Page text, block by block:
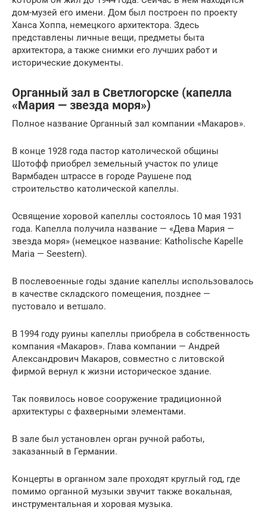
дом-музей его имени. Дом был построен по проекту
Ханса Хоппа, немецкого архитектора. Здесь
представлены личные вещи, предметы быта
архитектора, а также снимки его лучших работ и
исторические документы.
Органный зал в Светлогорске (капелла
«Мария — звезда моря»)
Полное название Органный зал компании «Макаров».
В конце 1928 года пастор католической общины
Шотофф приобрел земельный участок по улице
Вармбаден штрассе в городе Раушене под
строительство католической капеллы.
Освящение хоровой капеллы состоялось 10 мая 1931
года. Капелла получила название — «Дева Мария —
звезда моря» (немецкое название: Katholische Kapelle
Maria — Seestern).
В послевоенные годы здание капеллы использовалось
в качестве складского помещения, позднее —
пустовало и ветшало.
В 1994 году руины капеллы приобрела в собственность
компания «Макаров». Глава компании — Андрей
Александрович Макаров, совместно с литовской
фирмой вернул к жизни историческое здание.
Так появилось новое сооружение традиционной
архитектуры с фахверными элементами.
В зале был установлен орган ручной работы,
заказанный в Германии.
Концерты в органном зале проходят круглый год, где
помимо органной музыки звучит также вокальная,
инструментальная и хоровая музыка.